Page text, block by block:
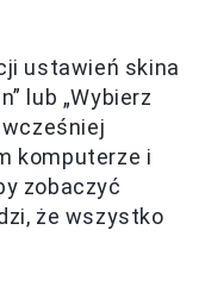
ustawień skina
lub „Wybierz
komputerze i
zobaczyć
że wszystko